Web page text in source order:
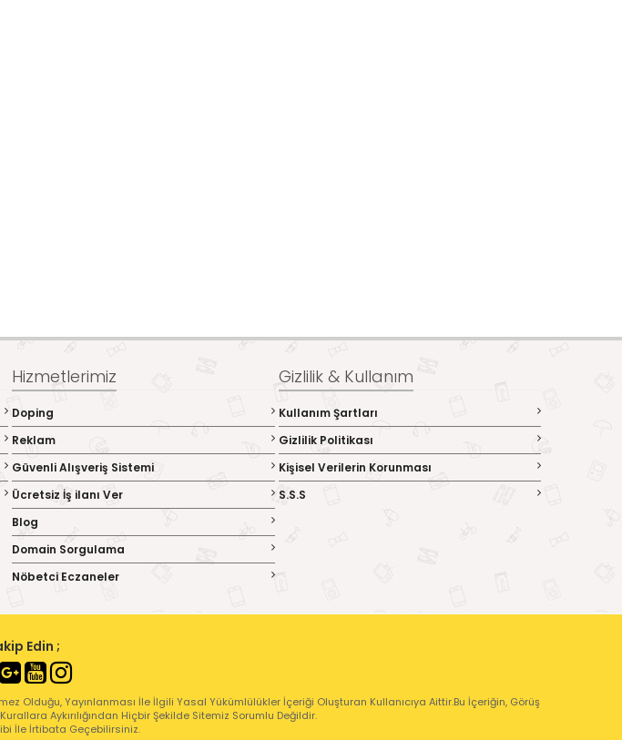
Hizmetlerimiz
Doping
Reklam
Güvenli Alışveriş Sistemi
Ücretsiz İş ilanı Ver
Blog
Domain Sorgulama
Nöbetci Eczaneler
Gizlilik & Kullanım
Kullanım Şartları
Gizlilik Politikası
Kişisel Verilerin Korunması
S.S.S
Edin ;
Olduğu, Yayınlanması İle İlgili Yasal Yükümlülükler İçeriği Oluşturan Kullanıcıya Aittir.Bu İçeriğin, Görüş
Aykırılığından Hiçbir Şekilde Sitemiz Sorumlu Değildir.
İle İrtibata Geçebilirsiniz.